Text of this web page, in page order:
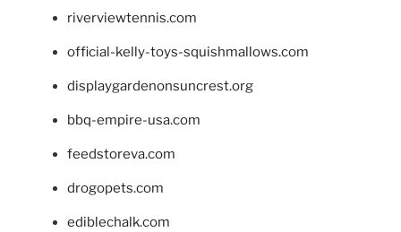
riverviewtennis.com
official-kelly-toys-squishmallows.com
displaygardenonsuncrest.org
bbq-empire-usa.com
feedstoreva.com
drogopets.com
ediblechalk.com